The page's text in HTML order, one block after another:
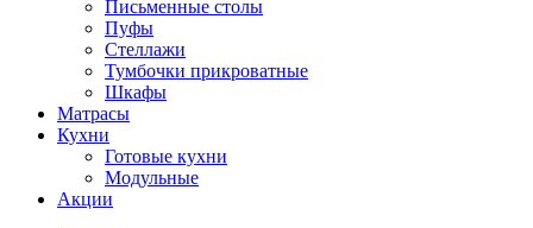
Письменные столы
Пуфы
Стеллажи
Тумбочки прикроватные
Шкафы
Матрасы
Кухни
Готовые кухни
Модульные
Акции